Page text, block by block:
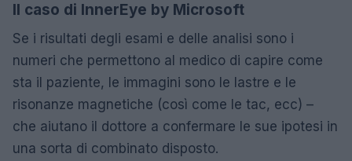
Il caso di InnerEye by Microsoft
Se i risultati degli esami e delle analisi sono i
numeri che permettono al medico di capire come
sta il paziente, le immagini sono le lastre e le
risonanze magnetiche (così come le tac, ecc) –
che aiutano il dottore a confermare le sue ipotesi in
una sorta di combinato disposto.